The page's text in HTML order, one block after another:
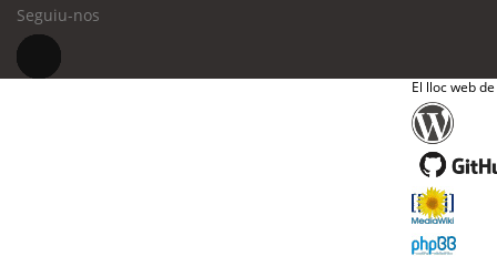
Seguiu-nos
El lloc web